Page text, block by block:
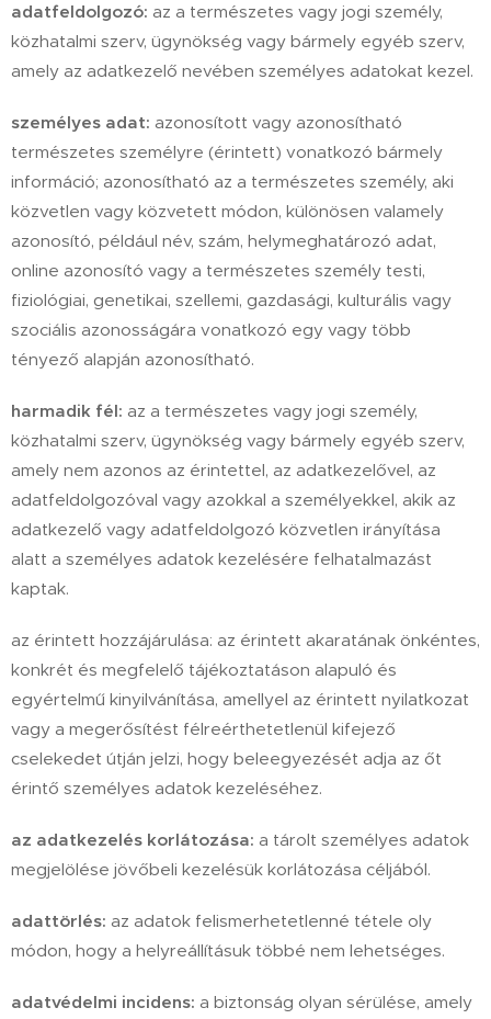
adatfeldolgozó: az a természetes vagy jogi személy,
közhatalmi szerv, ügynökség vagy bármely egyéb szerv,
amely az adatkezelő nevében személyes adatokat kezel.
személyes adat: azonosított vagy azonosítható
természetes személyre (érintett) vonatkozó bármely
információ; azonosítható az a természetes személy, aki
közvetlen vagy közvetett módon, különösen valamely
azonosító, például név, szám, helymeghatározó adat,
online azonosító vagy a természetes személy testi,
fiziológiai, genetikai, szellemi, gazdasági, kulturális vagy
szociális azonosságára vonatkozó egy vagy több
tényező alapján azonosítható.
harmadik fél: az a természetes vagy jogi személy,
közhatalmi szerv, ügynökség vagy bármely egyéb szerv,
amely nem azonos az érintettel, az adatkezelővel, az
adatfeldolgozóval vagy azokkal a személyekkel, akik az
adatkezelő vagy adatfeldolgozó közvetlen irányítása
alatt a személyes adatok kezelésére felhatalmazást
kaptak.
az érintett hozzájárulása: az érintett akaratának önkéntes,
konkrét és megfelelő tájékoztatáson alapuló és
egyértelmű kinyilvánítása, amellyel az érintett nyilatkozat
vagy a megerősítést félreérthetetlenül kifejező
cselekedet útján jelzi, hogy beleegyezését adja az őt
érintő személyes adatok kezeléséhez.
az adatkezelés korlátozása: a tárolt személyes adatok
megjelölése jövőbeli kezelésük korlátozása céljából.
adattörlés: az adatok felismerhetetlenné tétele oly
módon, hogy a helyreállításuk többé nem lehetséges.
adatvédelmi incidens: a biztonság olyan sérülése, amely